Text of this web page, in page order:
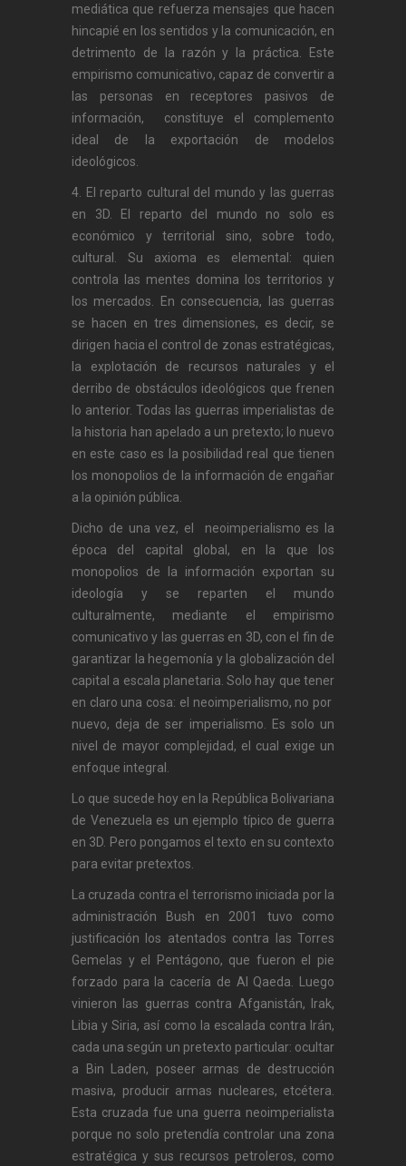
mediática que refuerza mensajes que hacen
hincapié en los sentidos y la comunicación, en
detrimento de la razón y la práctica. Este
empirismo comunicativo, capaz de convertir a
las personas en receptores pasivos de
información, constituye el complemento
ideal de la exportación de modelos
ideológicos.
4. El reparto cultural del mundo y las guerras
en 3D. El reparto del mundo no solo es
económico y territorial sino, sobre todo,
cultural. Su axioma es elemental: quien
controla las mentes domina los territorios y
los mercados. En consecuencia, las guerras
se hacen en tres dimensiones, es decir, se
dirigen hacia el control de zonas estratégicas,
la explotación de recursos naturales y el
derribo de obstáculos ideológicos que frenen
lo anterior. Todas las guerras imperialistas de
la historia han apelado a un pretexto; lo nuevo
en este caso es la posibilidad real que tienen
los monopolios de la información de engañar
a la opinión pública.
Dicho de una vez, el neoimperialismo es la
época del capital global, en la que los
monopolios de la información exportan su
ideología y se reparten el mundo
culturalmente, mediante el empirismo
comunicativo y las guerras en 3D, con el fin de
garantizar la hegemonía y la globalización del
capital a escala planetaria. Solo hay que tener
en claro una cosa: el neoimperialismo, no por
nuevo, deja de ser imperialismo. Es solo un
nivel de mayor complejidad, el cual exige un
enfoque integral.
Lo que sucede hoy en la República Bolivariana
de Venezuela es un ejemplo típico de guerra
en 3D. Pero pongamos el texto en su contexto
para evitar pretextos.
La cruzada contra el terrorismo iniciada por la
administración Bush en 2001 tuvo como
justificación los atentados contra las Torres
Gemelas y el Pentágono, que fueron el pie
forzado para la cacería de Al Qaeda. Luego
vinieron las guerras contra Afganistán, Irak,
Libia y Siria, así como la escalada contra Irán,
cada una según un pretexto particular: ocultar
a Bin Laden, poseer armas de destrucción
masiva, producir armas nucleares, etcétera.
Esta cruzada fue una guerra neoimperialista
porque no solo pretendía controlar una zona
estratégica y sus recursos petroleros, como